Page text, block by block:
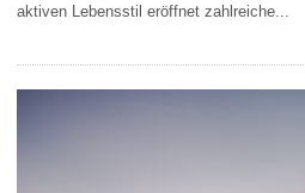
aktiven Lebensstil eröffnet zahlreiche...